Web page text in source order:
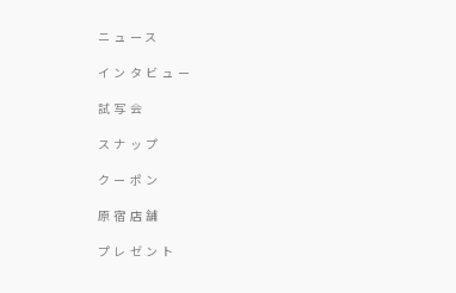
ニュース
インタビュー
試写会
スナップ
クーポン
原宿店舗
プレゼント